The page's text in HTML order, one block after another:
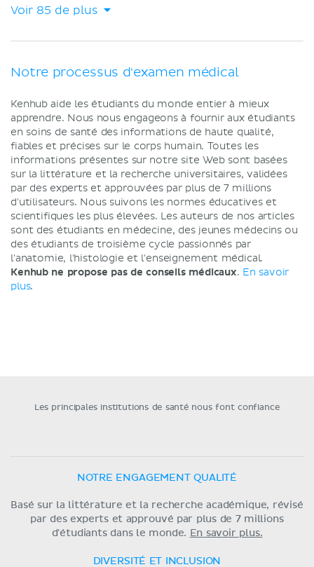
Voir 85 de plus
Notre processus d'examen médical
Kenhub aide les étudiants du monde entier à mieux
apprendre. Nous nous engageons à fournir aux étudiants
en soins de santé des informations de haute qualité,
fiables et précises sur le corps humain. Toutes les
informations présentes sur notre site Web sont basées
sur la littérature et la recherche universitaires, validées
par des experts et approuvées par plus de 7 millions
d'utilisateurs. Nous suivons les normes éducatives et
scientifiques les plus élevées. Les auteurs de nos articles
sont des étudiants en médecine, des jeunes médecins ou
des étudiants de troisième cycle passionnés par
l'anatomie, l'histologie et l'enseignement médical.
Kenhub ne propose pas de conseils médicaux. En savoir
plus.
Les principales institutions de santé nous font confiance
NOTRE ENGAGEMENT QUALITÉ
Basé sur la littérature et la recherche académique, révisé
par des experts et approuvé par plus de 7 millions
d'étudiants dans le monde. En savoir plus.
DIVERSITÉ ET INCLUSION